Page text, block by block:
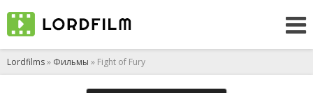
Lordfilms» Фильмы » Fight of Fury